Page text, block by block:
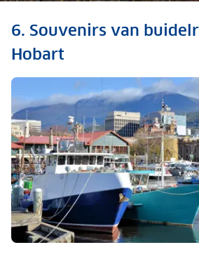
Dit zijn onze tips voor Australië
6. Souvenirs van
Hobart